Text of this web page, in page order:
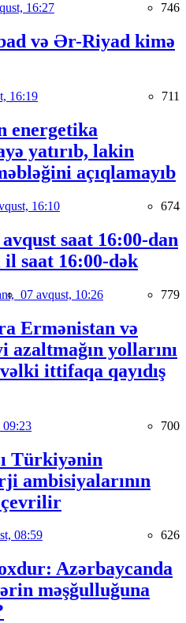
16:27 746
və Ər-Riyad kimə
16:19 711
energetika
yatırıb, lakin
açıqlamayıb
16:10 674
saat 16:00-dan
il saat 16:00-dək
07 avqust, 10:26 779
Ermənistan və
yollarını
ittifaqa qayıdış
09:23 700
Türkiyənin
ambisiyalarının
çevrilir
08:59 626
Azərbaycanda
məşğulluğuna